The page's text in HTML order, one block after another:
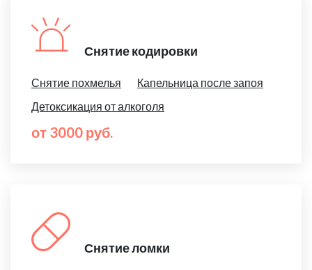
Снятие кодировки
Снятие похмелья
Капельница после запоя
Детоксикация от алкоголя
от 3000 руб.
Снятие ломки